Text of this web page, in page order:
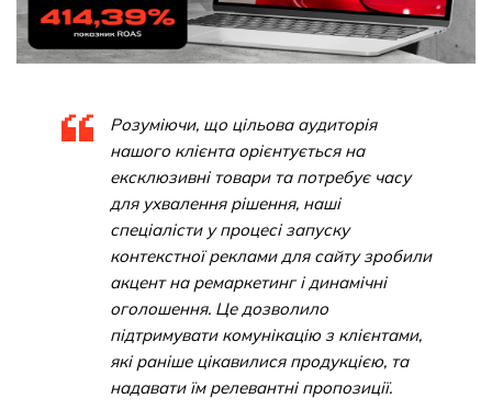
Розуміючи, що цільова аудиторія
нашого клієнта орієнтується на
ексклюзивні товари та потребує часу
для ухвалення рішення, наші
спеціалісти у процесі запуску
контекстної реклами для сайту зробили
акцент на ремаркетинг і динамічні
оголошення. Це дозволило
підтримувати комунікацію з клієнтами,
які раніше цікавилися продукцією, та
надавати їм релевантні пропозиції.